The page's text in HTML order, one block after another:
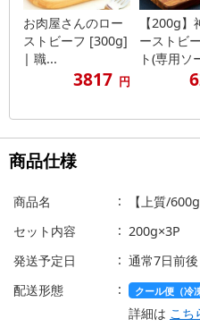
お肉屋さんのロー
ストビーフ [300g]
| 職...
3817 円
【200g】
ーストビ
ト(専用ソ
商品仕様
商品名
【上質/
セット内容
200g×3P
発送予定日
通常7日前後
配送形態
クール便（冷
詳細は こち